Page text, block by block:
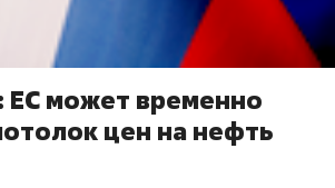
ЕС может временно
цен на нефть